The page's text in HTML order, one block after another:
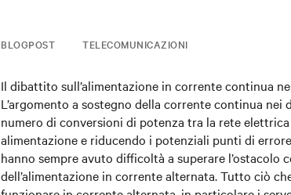
BLOGPOST TELECOMUNICAZIONI
Il dibattito sull’alimentazione in corrente continua
L’argomento a sostegno della corrente continua
numero di conversioni di potenza tra la rete
alimentazione e riducendo i potenziali punti di
hanno sempre avuto difficoltà a superare
dell’alimentazione in corrente alternata. Tutto ciò